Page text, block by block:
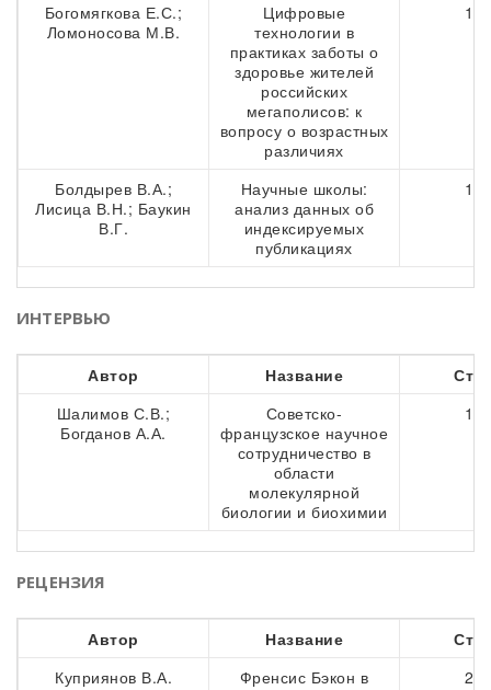
Богомягкова Е.С.;
Ломоносова М.В.
Цифровые
технологии в
практиках заботы о
здоровье жителей
российских
мегаполисов: к
вопросу о возрастных
различиях
Болдырев В.А.;
Лисица В.Н.; Баукин
В.Г.
Научные школы:
анализ данных об
индексируемых
публикациях
ИНТЕРВЬЮ
Автор Название
Шалимов С.В.;
Богданов А.А.
Советско-
французское научное
сотрудничество в
области
молекулярной
биологии и биохимии
РЕЦЕНЗИЯ
Автор Название
Куприянов В.А.
Френсис Бэкон в